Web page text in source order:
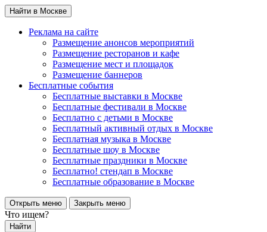
Найти в Москве
Реклама на сайте
Размещение анонсов мероприятий
Размещение ресторанов и кафе
Размещение мест и площадок
Размещение баннеров
Бесплатные события
Бесплатные выставки в Москве
Бесплатные фестивали в Москве
Бесплатно с детьми в Москве
Бесплатный активный отдых в Москве
Бесплатная музыка в Москве
Бесплатные шоу в Москве
Бесплатные праздники в Москве
Бесплатно! стендап в Москве
Бесплатные образование в Москве
Открыть меню Закрыть меню
Что ищем?
Найти